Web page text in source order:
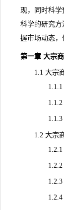
现，同时科学
科学的研究
握市场动态，
第一章 大宗
1.1 大宗商
1.1.1 大
1.1.2 大
1.1.3 和
1.2 大宗商
1.2.1 交
1.2.2 交
1.2.3 交
1.2.4 交